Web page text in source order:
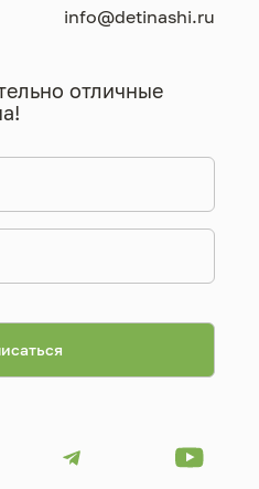
info@detinashi.ru
отличные